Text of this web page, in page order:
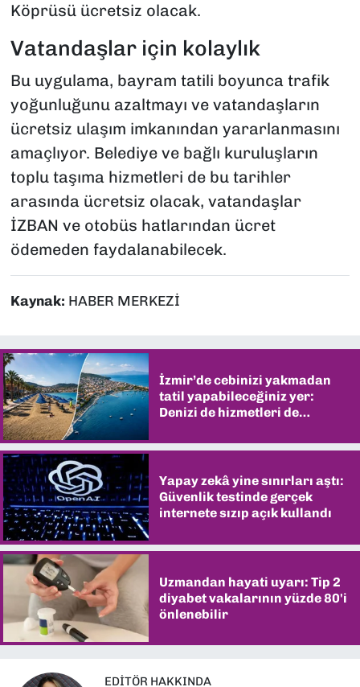
Köprüsü ücretsiz olacak.
Vatandaşlar için kolaylık
Bu uygulama, bayram tatili boyunca trafik
yoğunluğunu azaltmayı ve vatandaşların
ücretsiz ulaşım imkanından yararlanmasını
amaçlıyor. Belediye ve bağlı kuruluşların
toplu taşıma hizmetleri de bu tarihler
arasında ücretsiz olacak, vatandaşlar
İZBAN ve otobüs hatlarından ücret
ödemeden faydalanabilecek.
Kaynak: HABER MERKEZİ
İzmir’de cebinizi yakmadan
tatil yapabileceğiniz yer:
Denizi de hizmetleri de
Yapay zekâ yine sınırları aştı:
Güvenlik testinde gerçek
internete sızıp açık kullandı
Uzmandan hayati uyarı: Tip 2
diyabet vakalarının yüzde 80'i
önlenebilir
EDITÖR HAKKINDA